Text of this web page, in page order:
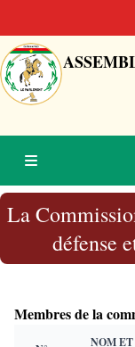
La
défense
Membres de la
NOM ET